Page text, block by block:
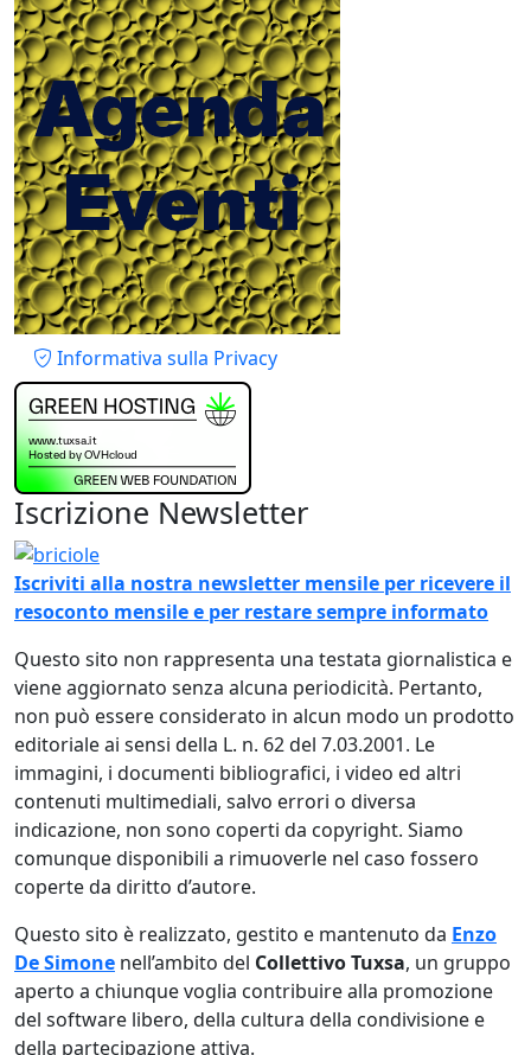
Piè di pagina
Informativa sulla Privacy
Iscrizione Newsletter
Immagine
Iscriviti alla nostra newsletter mensile per ricevere il
resoconto mensile e per restare sempre informato
Questo sito non rappresenta una testata giornalistica e
viene aggiornato senza alcuna periodicità. Pertanto,
non può essere considerato in alcun modo un prodotto
editoriale ai sensi della L. n. 62 del 7.03.2001. Le
immagini, i documenti bibliografici, i video ed altri
contenuti multimediali, salvo errori o diversa
indicazione, non sono coperti da copyright. Siamo
comunque disponibili a rimuoverle nel caso fossero
coperte da diritto d’autore.
Questo sito è realizzato, gestito e mantenuto da Enzo
De Simone nell’ambito del Collettivo Tuxsa, un gruppo
aperto a chiunque voglia contribuire alla promozione
del software libero, della cultura della condivisione e
della partecipazione attiva.